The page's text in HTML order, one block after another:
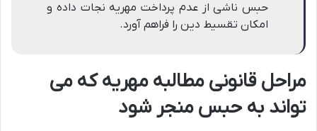
حبس ناشی از عدم پرداخت مهریه نجات داده و
امکان تقسیط دین را فراهم آورد.
مراحل قانونی مطالبه مهریه که می
تواند به حبس منجر شود